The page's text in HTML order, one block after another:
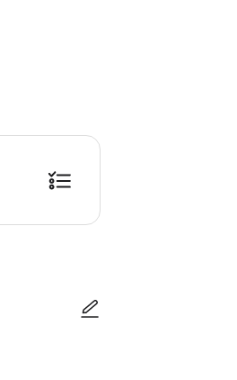
야 합니다 이 투어는 휠체어 접근이 불가